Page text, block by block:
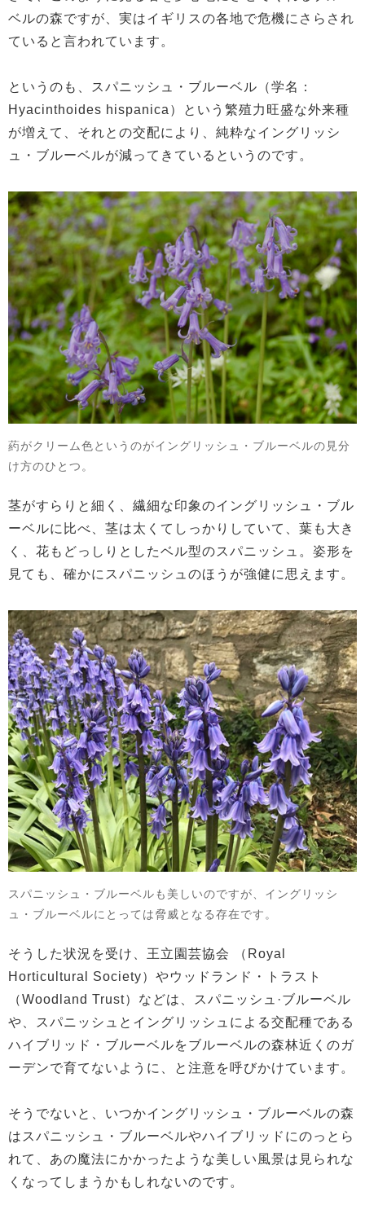
ベルの森ですが、実はイギリスの各地で危機にさらされ
ていると言われています。
というのも、スパニッシュ・ブルーベル（学名：
Hyacinthoides hispanica）という繁殖力旺盛な外来種
が増えて、それとの交配により、純粋なイングリッシ
ュ・ブルーベルが減ってきているというのです。
葯がクリーム色というのがイングリッシュ・ブルーベルの見分
け方のひとつ。
茎がすらりと細く、繊細な印象のイングリッシュ・ブル
ーベルに比べ、茎は太くてしっかりしていて、葉も大き
く、花もどっしりとしたベル型のスパニッシュ。姿形を
見ても、確かにスパニッシュのほうが強健に思えます。
スパニッシュ・ブルーベルも美しいのですが、イングリッシ
ュ・ブルーベルにとっては脅威となる存在です。
そうした状況を受け、王立園芸協会 （Royal
Horticultural Society）やウッドランド・トラスト
（Woodland Trust）などは、スパニッシュ·ブルーベル
や、スパニッシュとイングリッシュによる交配種である
ハイブリッド・ブルーベルをブルーベルの森林近くのガ
ーデンで育てないように、と注意を呼びかけています。
そうでないと、いつかイングリッシュ・ブルーベルの森
はスパニッシュ・ブルーベルやハイブリッドにのっとら
れて、あの魔法にかかったような美しい風景は見られな
くなってしまうかもしれないのです。